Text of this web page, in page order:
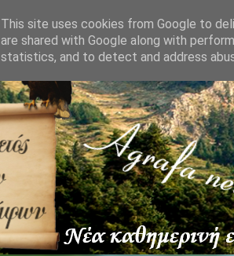
This site uses cookies from Google to
are shared with Google along with
statistics, and to detect and address